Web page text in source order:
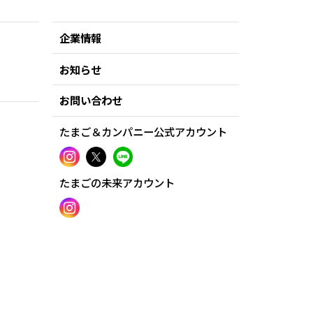
企業情報
お知らせ
お問い合わせ
たまご＆カンパニー公式アカウント
たまごの未来アカウント